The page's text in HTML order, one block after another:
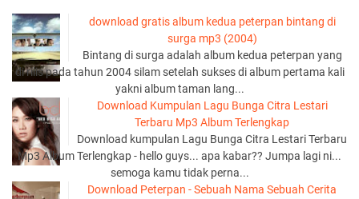
download gratis album kedua peterpan bintang di
surga mp3 (2004)
Bintang di surga adalah album kedua peterpan yang
di rilis pada tahun 2004 silam setelah sukses di album pertama kali
yakni album taman lang...
Download Kumpulan Lagu Bunga Citra Lestari
Terbaru Mp3 Album Terlengkap
Download kumpulan Lagu Bunga Citra Lestari Terbaru
Mp3 Album Terlengkap - hello guys... apa kabar?? Jumpa lagi ni...
semoga kamu tidak perna...
Download Peterpan - Sebuah Nama Sebuah Cerita